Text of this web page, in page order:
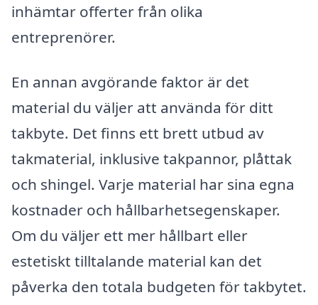
inhämtar offerter från olika
entreprenörer.
En annan avgörande faktor är det
material du väljer att använda för ditt
takbyte. Det finns ett brett utbud av
takmaterial, inklusive takpannor, plåttak
och shingel. Varje material har sina egna
kostnader och hållbarhetsegenskaper.
Om du väljer ett mer hållbart eller
estetiskt tilltalande material kan det
påverka den totala budgeten för takbytet.